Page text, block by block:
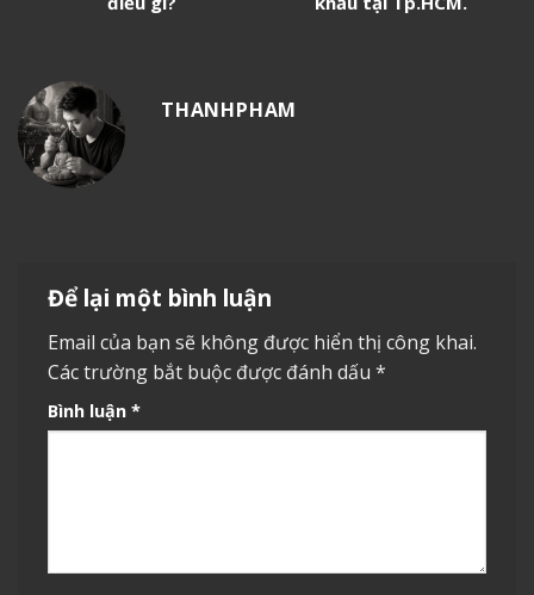
THANHPHAM
Để lại một bình luận
Email của bạn sẽ không được hiển thị công khai.
Các trường bắt buộc được đánh dấu *
Bình luận *